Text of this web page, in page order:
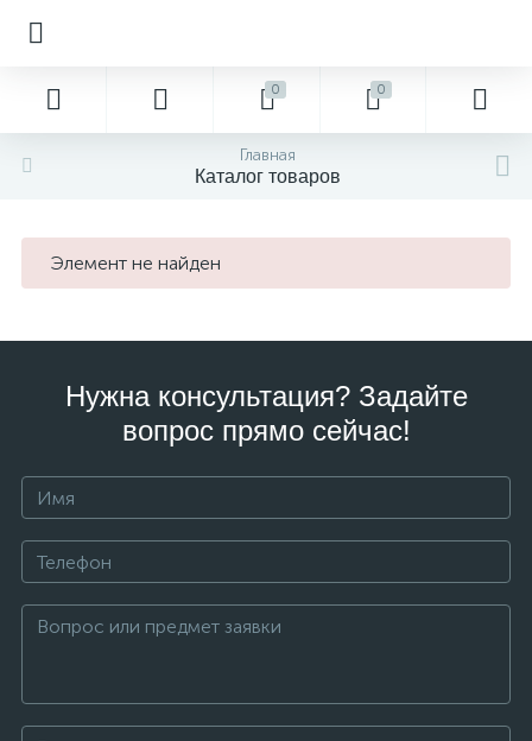
0 0
Главная
Каталог товаров
Элемент не найден
Нужна консультация? Задайте
вопрос прямо сейчас!